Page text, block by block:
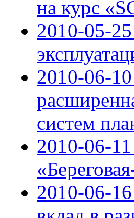
на курс
2010-05-
2010-06-
систем
2010-06-
2010-06-